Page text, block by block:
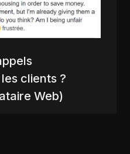
clients ?
Web)